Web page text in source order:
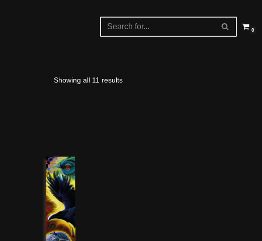
0
Showing all 11 results